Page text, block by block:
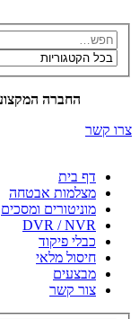
החברה
צרו קשר
דף בית
מצלמות אבטחה
מוניטורים ומסכים
DVR / NVR
כבלי פיקוד
חיסול מלאי
מבצעים
צור קשר